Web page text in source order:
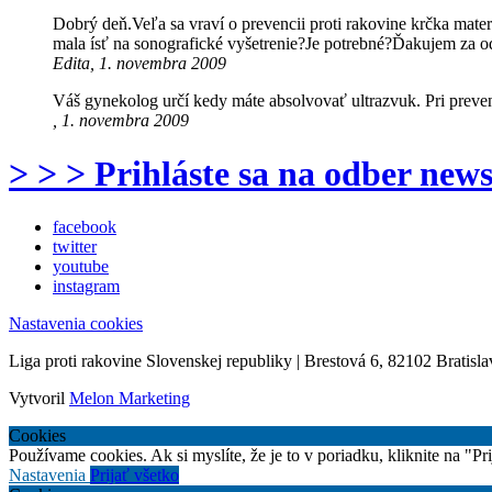
Dobrý deň.Veľa sa vraví o prevencii proti rakovine krčka
mala ísť na sonografické vyšetrenie?Je potrebné?Ďakujem za
Edita, 1. novembra 2009
Váš gynekolog určí kedy máte absolvovať ultrazvuk. Pri
, 1. novembra 2009
> > > Prihláste sa na odber
facebook
twitter
youtube
instagram
Nastavenia cookies
Liga proti rakovine Slovenskej republiky | Brestová 6, 82102
Vytvoril Melon Marketing
Cookies
Používame cookies. Ak si myslíte, že je to v poriadku, kliknite na
Nastavenia Prijať všetko